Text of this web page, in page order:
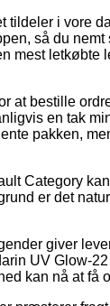
tildeler i vore
så du
mest letkøbte
at bestille
en tak
pakken,
Category
er det
giver
UV Glow-
kan nå at få